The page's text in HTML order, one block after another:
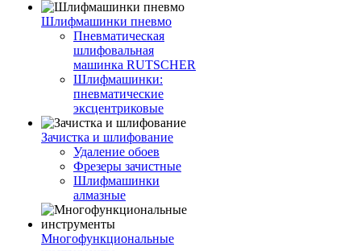
Шлифмашинки пневмо
Пневматическая
шлифовальная
машинка RUTSCHER
Шлифмашинки:
пневматические
эксцентриковые
Зачистка и шлифование
Удаление обоев
Фрезеры зачистные
Шлифмашинки
алмазные
Многофункциональные